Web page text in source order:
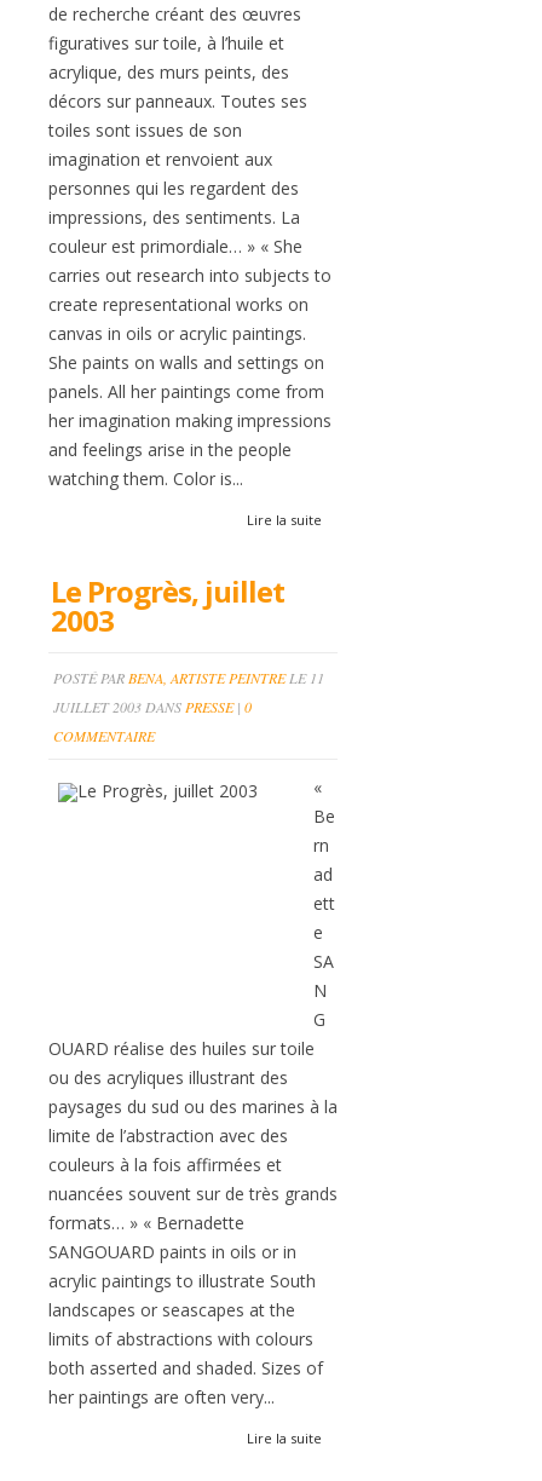
de recherche créant des œuvres
figuratives sur toile, à l’huile et
acrylique, des murs peints, des
décors sur panneaux. Toutes ses
toiles sont issues de son
imagination et renvoient aux
personnes qui les regardent des
impressions, des sentiments. La
couleur est primordiale… » « She
carries out research into subjects to
create representational works on
canvas in oils or acrylic paintings.
She paints on walls and settings on
panels. All her paintings come from
her imagination making impressions
and feelings arise in the people
watching them. Color is...
Lire la suite
Le Progrès, juillet
2003
POSTÉ PAR BENA, ARTISTE PEINTRELE 11
JUILLET 2003 DANS PRESSE| 0
COMMENTAIRE
«
Be
rn
ad
ett
e
SA
N
G
OUARD réalise des huiles sur toile
ou des acryliques illustrant des
paysages du sud ou des marines à la
limite de l’abstraction avec des
couleurs à la fois affirmées et
nuancées souvent sur de très grands
formats… » « Bernadette
SANGOUARD paints in oils or in
acrylic paintings to illustrate South
landscapes or seascapes at the
limits of abstractions with colours
both asserted and shaded. Sizes of
her paintings are often very...
Lire la suite